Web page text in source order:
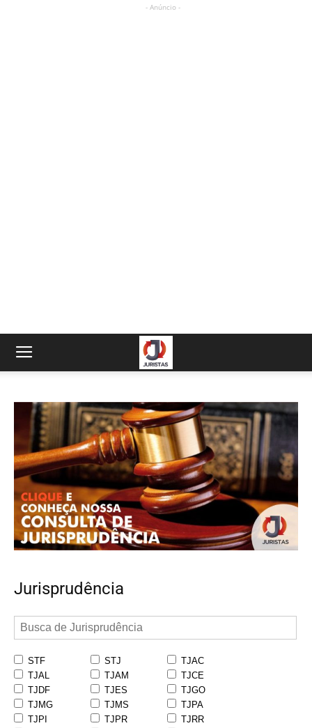
- Anúncio -
Jurisprudência
STF STJ
TJAC
TJAL
TJAM
TJCE
TJDF
TJES
TJGO
TJMG
TJMS
TJPA
TJPI
TJPR
TJRR